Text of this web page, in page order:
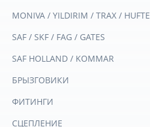
MONIVA / YILDIRIM / TRAX / HUFTE
SAF / SKF / FAG / GATES
SAF HOLLAND / KOMMAR
БРЫЗГОВИКИ
ФИТИНГИ
СЦЕПЛЕНИЕ